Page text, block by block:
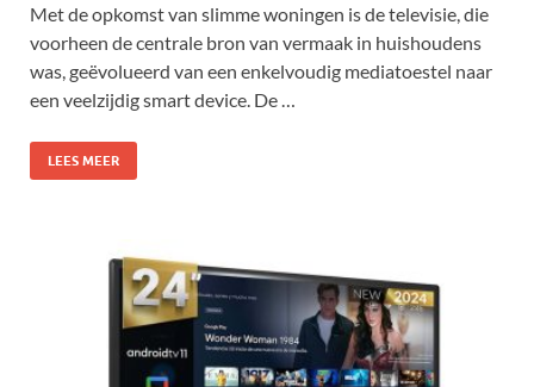
Met de opkomst van slimme woningen is de televisie, die
voorheen de centrale bron van vermaak in huishoudens
was, geëvolueerd van een enkelvoudig mediatoestel naar
een veelzijdig smart device. De …
LEES MEER